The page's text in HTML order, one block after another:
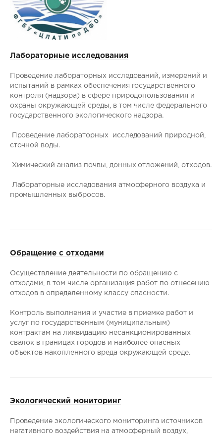
Лабораторные исследования
Проведение лабораторных исследований, измерений и
испытаний в рамках обеспечения государственного
контроля (надзора) в сфере природопользования и
охраны окружающей среды, в том числе федерального
государственного экологического надзора.
Проведение лабораторных исследований природной,
сточной воды.
Химический анализ почвы, донных отложений, отходов.
Лабораторные исследования атмосферного воздуха и
промышленных выбросов.
Обращение с отходами
Осуществление деятельности по обращению с
отходами, в том числе организация работ по отнесению
отходов в определенному классу опасности.
Контроль выполнения и участие в приемке работ и
услуг по государственным (муниципальным)
контрактам на ликвидацию несанкционированных
свалок в границах городов и наиболее опасных
объектов накопленного вреда окружающей среде.
Экологический мониторинг
Проведение экологического мониторинга источников
негативного воздействия на атмосферный воздух,